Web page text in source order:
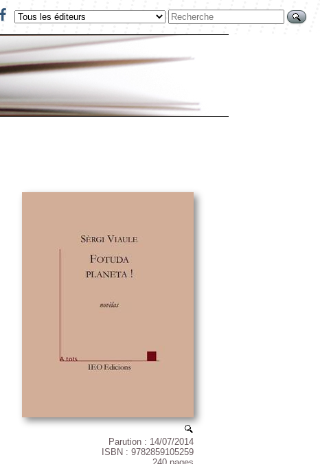
Parution : 14/07/2014
ISBN : 9782859105259